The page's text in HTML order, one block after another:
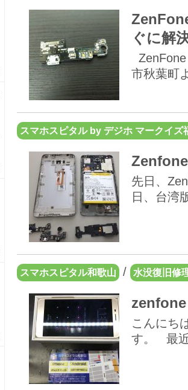
ぐに解
市秋葉町
スマホスピタル by デジホ マークイズ
先日、
日、台湾
スマホスピタル和歌山 / 水没復旧修
こんにち
す。 最